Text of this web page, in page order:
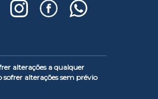
alterações a qualquer
alterações sem prévio